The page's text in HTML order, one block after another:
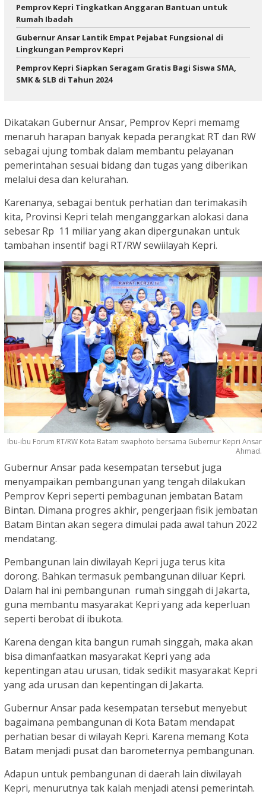
Pemprov Kepri Tingkatkan Anggaran Bantuan untuk
Rumah Ibadah
Gubernur Ansar Lantik Empat Pejabat Fungsional di
Lingkungan Pemprov Kepri
Pemprov Kepri Siapkan Seragam Gratis Bagi Siswa SMA,
SMK & SLB di Tahun 2024
Dikatakan Gubernur Ansar, Pemprov Kepri memamg
menaruh harapan banyak kepada perangkat RT dan RW
sebagai ujung tombak dalam membantu pelayanan
pemerintahan sesuai bidang dan tugas yang diberikan
melalui desa dan kelurahan.
Karenanya, sebagai bentuk perhatian dan terimakasih
kita, Provinsi Kepri telah menganggarkan alokasi dana
sebesar Rp 11 miliar yang akan dipergunakan untuk
tambahan insentif bagi RT/RW sewiilayah Kepri.
Ibu-ibu Forum RT/RW Kota Batam swaphoto bersama Gubernur Kepri Ansar
Ahmad.
Gubernur Ansar pada kesempatan tersebut juga
menyampaikan pembangunan yang tengah dilakukan
Pemprov Kepri seperti pembagunan jembatan Batam
Bintan. Dimana progres akhir, pengerjaan fisik jembatan
Batam Bintan akan segera dimulai pada awal tahun 2022
mendatang.
Pembangunan lain diwilayah Kepri juga terus kita
dorong. Bahkan termasuk pembangunan diluar Kepri.
Dalam hal ini pembangunan rumah singgah di Jakarta,
guna membantu masyarakat Kepri yang ada keperluan
seperti berobat di ibukota.
Karena dengan kita bangun rumah singgah, maka akan
bisa dimanfaatkan masyarakat Kepri yang ada
kepentingan atau urusan, tidak sedikit masyarakat Kepri
yang ada urusan dan kepentingan di Jakarta.
Gubernur Ansar pada kesempatan tersebut menyebut
bagaimana pembangunan di Kota Batam mendapat
perhatian besar di wilayah Kepri. Karena memang Kota
Batam menjadi pusat dan barometernya pembangunan.
Adapun untuk pembangunan di daerah lain diwilayah
Kepri, menurutnya tak kalah menjadi atensi pemerintah.